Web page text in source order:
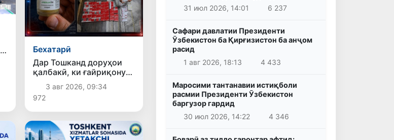
Бехатарӣ
Дар Тошканд доруҳои
қалбакӣ, ки ғайриқонунӣ
аз Русия ворид шуда
буданд, ошкор
гардиданд
3 авг 2026, 09:34
972
31 июл 2026, 14:01
6 237
Сафари давлатии Президенти
Ӯзбекистон ба Қирғизистон ба анҷом
расид
1 авг 2026, 18:13
4 433
Маросими тантанавии истиқболи
расмии Президенти Ӯзбекистон
баргузор гардид
30 июл 2026, 14:22
4 346